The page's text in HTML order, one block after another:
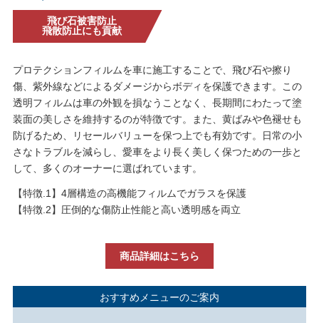
飛び石被害防止
飛散防止にも貢献
プロテクションフィルムを車に施工することで、飛び石や擦り
傷、紫外線などによるダメージからボディを保護できます。この
透明フィルムは車の外観を損なうことなく、長期間にわたって塗
装面の美しさを維持するのが特徴です。また、黄ばみや色褪せも
防げるため、リセールバリューを保つ上でも有効です。日常の小
さなトラブルを減らし、愛車をより長く美しく保つための一歩と
して、多くのオーナーに選ばれています。
【特徴.1】4層構造の高機能フィルムでガラスを保護
【特徴.2】圧倒的な傷防止性能と高い透明感を両立
商品詳細はこちら
おすすめメニューのご案内